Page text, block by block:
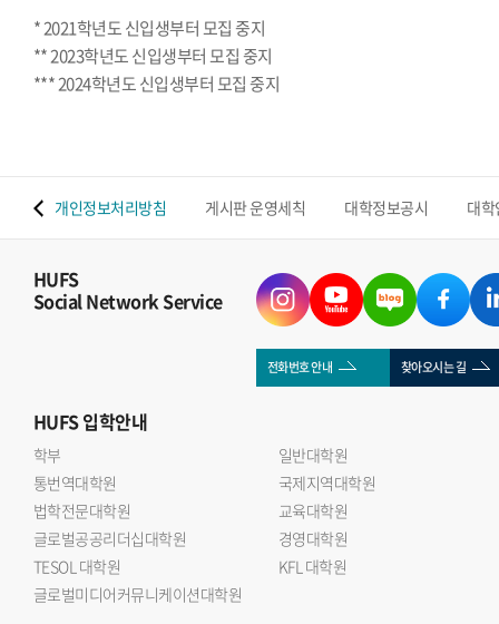
* 2021학년도 신입생부터 모집 중지
** 2023학년도 신입생부터 모집 중지
*** 2024학년도 신입생부터 모집 중지
개인정보처리방침 게시판 운영세칙 대학정보공시 대
HUFS
Social Network Service
전화번호 안내 찾아오시는 길
HUFS입학안내
학부
일반대학원
통번역대학원
국제지역대학원
법학전문대학원
교육대학원
글로벌공공리더십대학원
경영대학원
TESOL 대학원
KFL 대학원
글로벌미디어커뮤니케이션대학원